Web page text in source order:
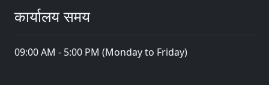
कार्यालय समय
09:00 AM - 5:00 PM (Monday to Friday)